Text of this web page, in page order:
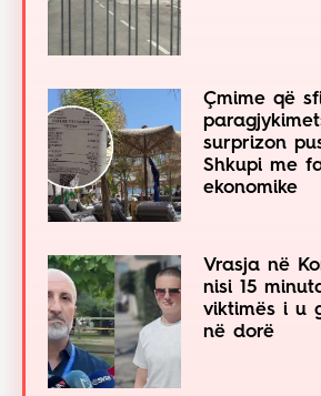
Çmime që
surprizon
Shkupi me
ekonomike
Vrasja në
nisi 15
viktimës i u
në dorë